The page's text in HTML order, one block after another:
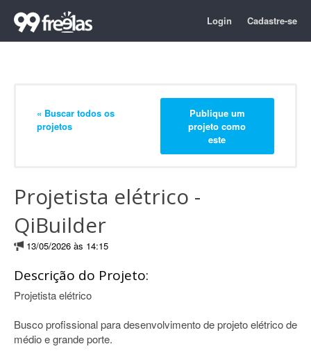
Login Cadastre-se
« Buscar todos os
projetos
Publique um
projeto como
este
Projetista elétrico -
QiBuilder
13/05/2026 às 14:15
Descrição do Projeto:
Projetista elétrico
Busco profissional para desenvolvimento de projeto elétrico de
médio e grande porte.